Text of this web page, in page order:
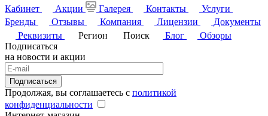
Кабинет
Акции Галерея Контакты
Услуги
Бренды
Отзывы Компания Лицензии
Документы
Реквизиты
Регион Поиск Блог
Обзоры
Подписаться
на новости и акции
Подписаться
Продолжая, вы соглашаетесь с политикой
конфиденциальности